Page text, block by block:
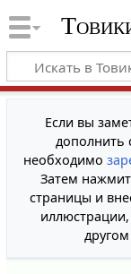
Если вы
дополнить
необходимо
Затем
страницы и